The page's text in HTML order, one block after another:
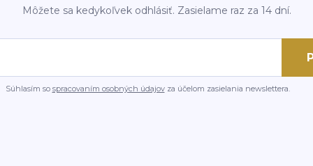
Môžete sa kedykoľvek odhlásiť. Zasielame raz za 14 dní.
Súhlasím so spracovaním osobných údajovza účelom zasielania newslettera.